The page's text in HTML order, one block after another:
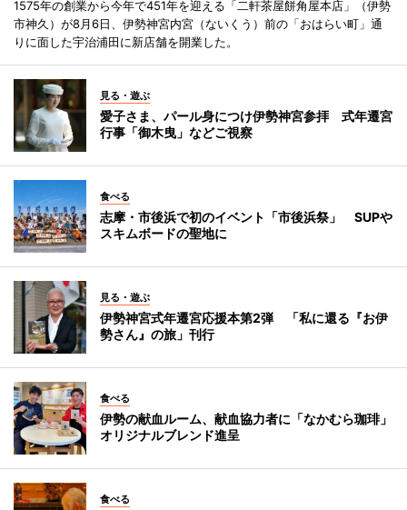
1575年の創業から今年で451年を迎える「二軒茶屋餅角屋本店」（伊勢
市神久）が8月6日、伊勢神宮内宮（ないくう）前の「おはらい町」通
りに面した宇治浦田に新店舗を開業した。
見る・遊ぶ
愛子さま、パール身につけ伊勢神宮参拝 式年遷宮
行事「御木曳」などご視察
食べる
志摩・市後浜で初のイベント「市後浜祭」 SUPや
スキムボードの聖地に
見る・遊ぶ
伊勢神宮式年遷宮応援本第2弾 「私に還る『お伊
勢さん』の旅」刊行
食べる
伊勢の献血ルーム、献血協力者に「なかむら珈琲」
オリジナルブレンド進呈
食べる